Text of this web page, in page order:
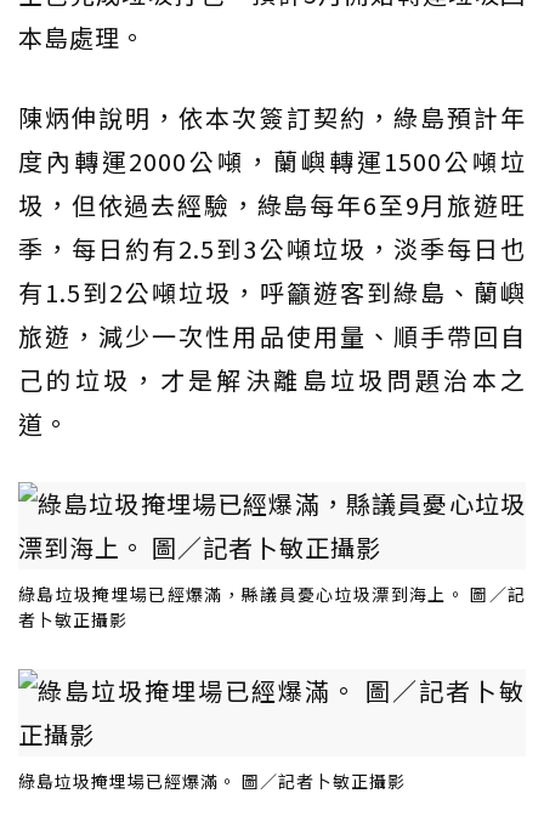
本島處理。
陳炳伸說明，依本次簽訂契約，綠島預計年
度內轉運2000公噸，蘭嶼轉運1500公噸垃
圾，但依過去經驗，綠島每年6至9月旅遊旺
季，每日約有2.5到3公噸垃圾，淡季每日也
有1.5到2公噸垃圾，呼籲遊客到綠島、蘭嶼
旅遊，減少一次性用品使用量、順手帶回自
己的垃圾，才是解決離島垃圾問題治本之
道。
綠島垃圾掩埋場已經爆滿，縣議員憂心垃圾漂到海上。 圖／記
者卜敏正攝影
綠島垃圾掩埋場已經爆滿。 圖／記者卜敏正攝影